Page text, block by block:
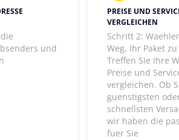
und
PREISE UND
VERGLEICHEN
Schritt 2:
Weg, Ihr Paket
Treffen Sie Ihre
Preise und
vergleichen. Ob
guenstigsten
schnellsten
wir haben die
fuer Sie